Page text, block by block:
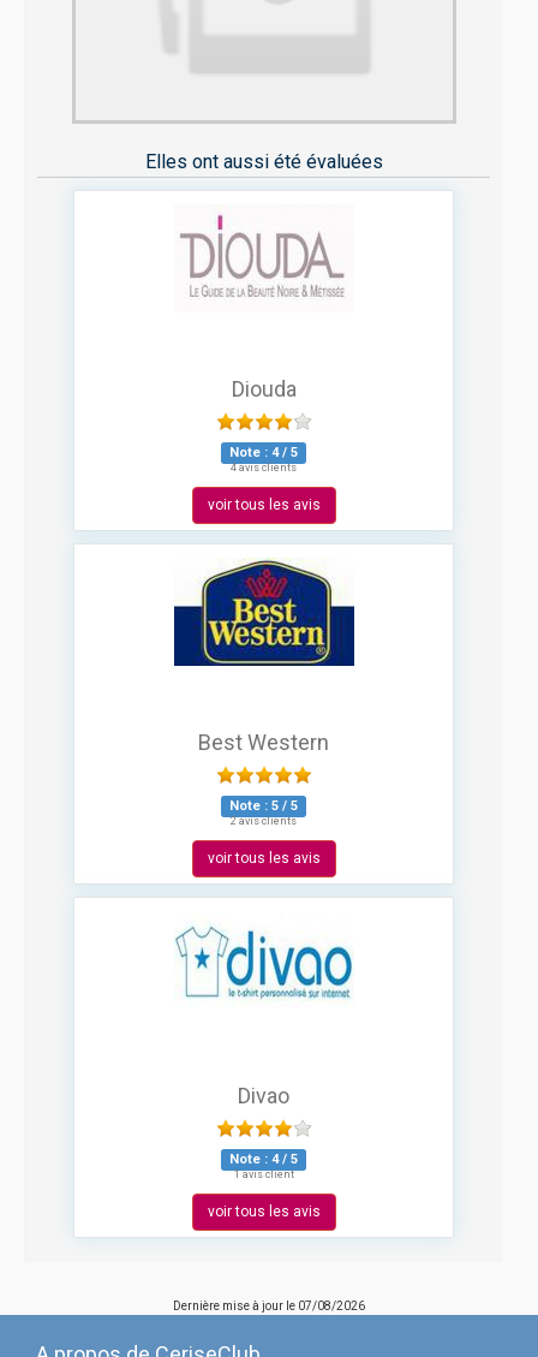
Elles ont aussi été évaluées
Diouda
Note : 4/ 5
4 avis clients
voir tous les avis
Best Western
Note : 5 / 5
2 avis clients
voir tous les avis
Divao
Note : 4/ 5
1 avis client
voir tous les avis
Dernière mise à jour le 07/08/2026